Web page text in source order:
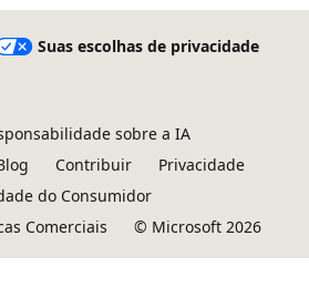
Suas escolhas de privacidade
sobre a IA
Contribuir
Privacidade
do Consumidor
Comerciais © Microsoft 2026